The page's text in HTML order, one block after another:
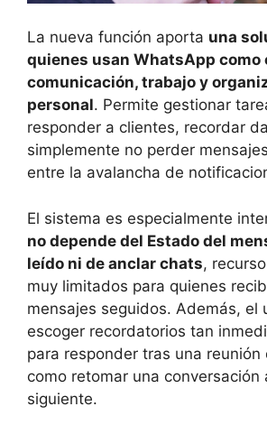
La nueva función aporta una
quienes usan WhatsApp como
comunicación, trabajo y
personal. Permite gestionar
responder a clientes, recordar
simplemente no perder
entre la avalancha de
El sistema es especialmente
no depende del Estado del
leído ni de anclar chats,
muy limitados para quienes
mensajes seguidos. Además, el
escoger recordatorios tan
para responder tras una reunión
como retomar una conversación
siguiente.